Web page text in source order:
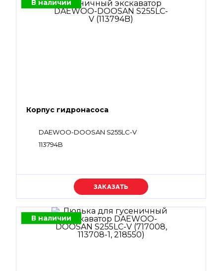
В наличии
Корпус гидронасоса
DAEWOO-DOOSAN S255LC-V
113794B
Уточняйте цену
В наличии